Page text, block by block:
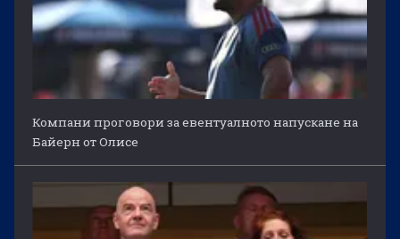
Компани проговори за евентуалното напускане на
Байерн от Олисе